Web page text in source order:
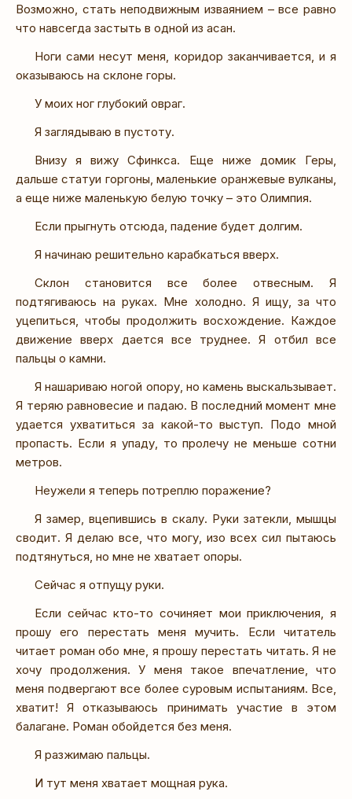
Возможно, стать неподвижным изваянием – все равно
что навсегда застыть в одной из асан.
Ноги сами несут меня, коридор заканчивается, и я
оказываюсь на склоне горы.
У моих ног глубокий овраг.
Я заглядываю в пустоту.
Внизу я вижу Сфинкса. Еще ниже домик Геры,
дальше статуи горгоны, маленькие оранжевые вулканы,
а еще ниже маленькую белую точку – это Олимпия.
Если прыгнуть отсюда, падение будет долгим.
Я начинаю решительно карабкаться вверх.
Склон становится все более отвесным. Я
подтягиваюсь на руках. Мне холодно. Я ищу, за что
уцепиться, чтобы продолжить восхождение. Каждое
движение вверх дается все труднее. Я отбил все
пальцы о камни.
Я нашариваю ногой опору, но камень выскальзывает.
Я теряю равновесие и падаю. В последний момент мне
удается ухватиться за какой-то выступ. Подо мной
пропасть. Если я упаду, то пролечу не меньше сотни
метров.
Неужели я теперь потреплю поражение?
Я замер, вцепившись в скалу. Руки затекли, мышцы
сводит. Я делаю все, что могу, изо всех сил пытаюсь
подтянуться, но мне не хватает опоры.
Сейчас я отпущу руки.
Если сейчас кто-то сочиняет мои приключения, я
прошу его перестать меня мучить. Если читатель
читает роман обо мне, я прошу перестать читать. Я не
хочу продолжения. У меня такое впечатление, что
меня подвергают все более суровым испытаниям. Все,
хватит! Я отказываюсь принимать участие в этом
балагане. Роман обойдется без меня.
Я разжимаю пальцы.
И тут меня хватает мощная рука.